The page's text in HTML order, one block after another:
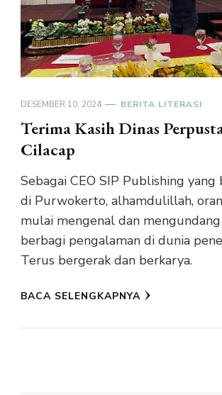
DESEMBER 10, 2024 BERITA LITERASI
Terima Kasih Dinas
Cilacap
Sebagai CEO SIP Publishing
di Purwokerto, alhamdulillah,
mulai mengenal dan
berbagi pengalaman di dunia
Terus bergerak dan berkarya.
BACA SELENGKAPNYA